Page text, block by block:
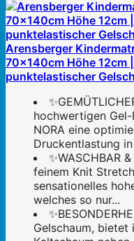
Arensberger
70x140cm Höhe 12cm
punktelastischer
hochwertigen
NORA eine
Druckentlastung in
✨WASCHBAR
feinem Knit
sensationelles
welches so nur...
Gelschaum, bietet